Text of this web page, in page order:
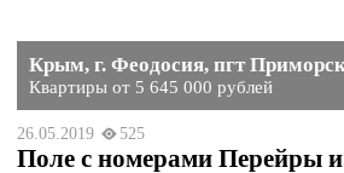
Крым, г. Феодосия, пгт
Квартиры от 5 645 000 рублей
26.05.2019 525
Поле с номерами Перейры